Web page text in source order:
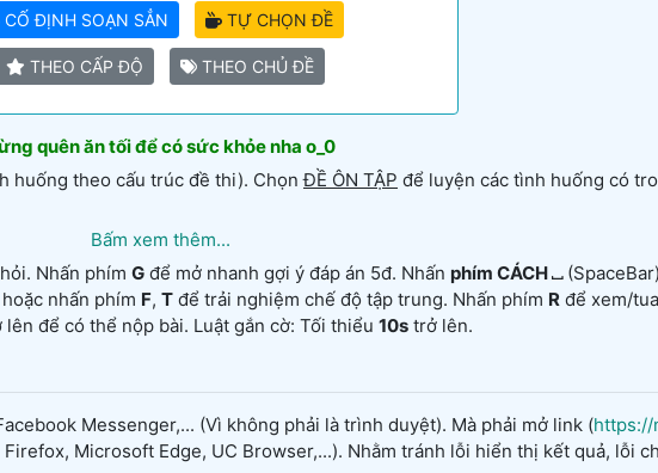
CỐ ĐỊNH SOẠN SẲN TỰ CHỌN ĐỀ
THEO CẤP ĐỘ THEO CHỦ ĐỀ
quên ăn tối để có sức khỏe nha o_0
huống theo cấu trúc đề thi). ChọnĐỀ ÔN TẬP để luyện các tình huống có
Bấm xem thêm...
Nhấn phím G để mở nhanh gợi ý đáp án 5đ. Nhấn phím CÁCH ⎵
nhấn phím F, T để trải nghiệm chế độ tập trung. Nhấn phím R để xem/
lên để có thể nộp bài. Luật gắn cờ: Tối thiểu 10s trở lên.
Messenger,... (Vì không phải là trình duyệt). Mà phải mở link (https://
Microsoft Edge, UC Browser,...). Nhằm tránh lỗi hiển thị kết quả, lỗi